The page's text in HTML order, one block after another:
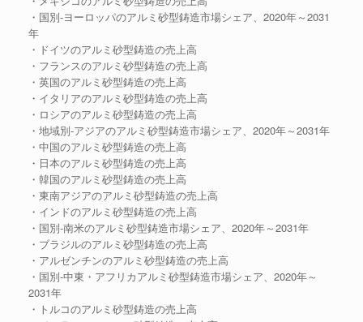
・国別-ヨーロッパのアルミ砂型鋳造市場シェア、2020年～2031
年
・ドイツのアルミ砂型鋳造の売上高
・フランスのアルミ砂型鋳造の売上高
・英国のアルミ砂型鋳造の売上高
・イタリアのアルミ砂型鋳造の売上高
・ロシアのアルミ砂型鋳造の売上高
・地域別-アジアのアルミ砂型鋳造市場シェア、2020年～2031年
・中国のアルミ砂型鋳造の売上高
・日本のアルミ砂型鋳造の売上高
・韓国のアルミ砂型鋳造の売上高
・東南アジアのアルミ砂型鋳造の売上高
・インドのアルミ砂型鋳造の売上高
・国別-南米のアルミ砂型鋳造市場シェア、2020年～2031年
・ブラジルのアルミ砂型鋳造の売上高
・アルゼンチンのアルミ砂型鋳造の売上高
・国別-中東・アフリカアルミ砂型鋳造市場シェア、2020年～
2031年
・トルコのアルミ砂型鋳造の売上高